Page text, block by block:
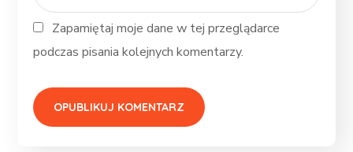
Zapamiętaj moje dane w tej przeglądarce
podczas pisania kolejnych komentarzy.